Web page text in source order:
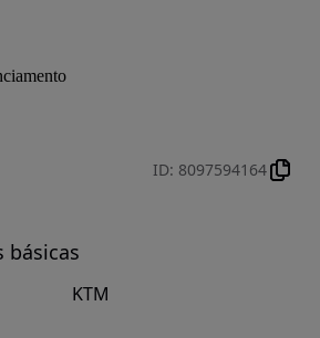
ID: 8097594164
básicas
KTM